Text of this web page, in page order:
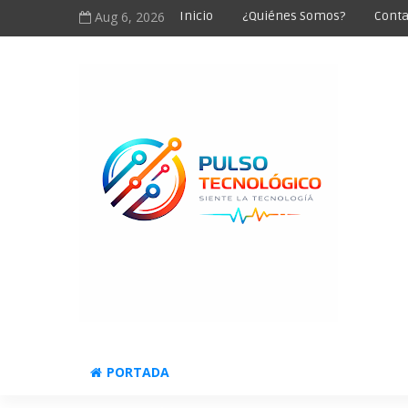
Aug 6, 2026 Inicio ¿Quiénes Somos?
PORTADA